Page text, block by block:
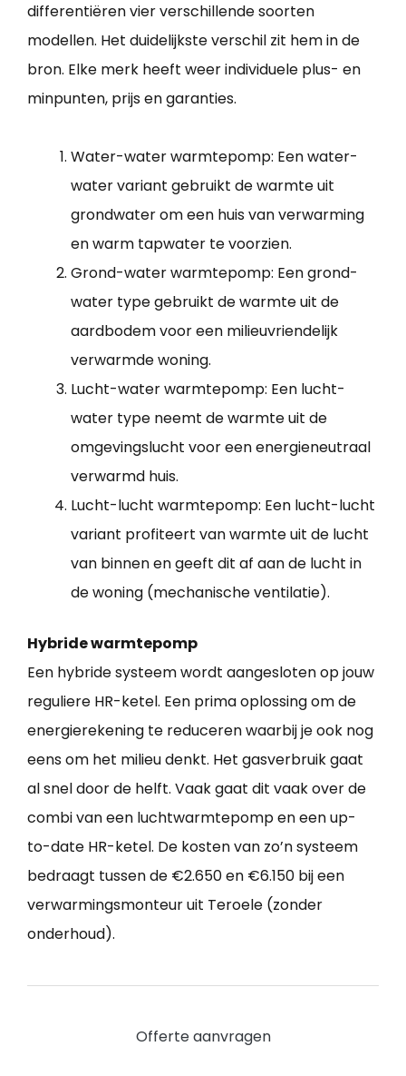
differentiëren vier verschillende soorten
modellen. Het duidelijkste verschil zit hem in de
bron. Elke merk heeft weer individuele plus- en
minpunten, prijs en garanties.
Water-water warmtepomp: Een water-
water variant gebruikt de warmte uit
grondwater om een huis van verwarming
en warm tapwater te voorzien.
Grond-water warmtepomp: Een grond-
water type gebruikt de warmte uit de
aardbodem voor een milieuvriendelijk
verwarmde woning.
Lucht-water warmtepomp: Een lucht-
water type neemt de warmte uit de
omgevingslucht voor een energieneutraal
verwarmd huis.
Lucht-lucht warmtepomp: Een lucht-lucht
variant profiteert van warmte uit de lucht
van binnen en geeft dit af aan de lucht in
de woning (mechanische ventilatie).
Hybride warmtepomp
Een hybride systeem wordt aangesloten op jouw
reguliere HR-ketel. Een prima oplossing om de
energierekening te reduceren waarbij je ook nog
eens om het milieu denkt. Het gasverbruik gaat
al snel door de helft. Vaak gaat dit vaak over de
combi van een luchtwarmtepomp en een up-
to-date HR-ketel. De kosten van zo’n systeem
bedraagt tussen de €2.650 en €6.150 bij een
verwarmingsmonteur uit Teroele (zonder
onderhoud).
Offerte aanvragen